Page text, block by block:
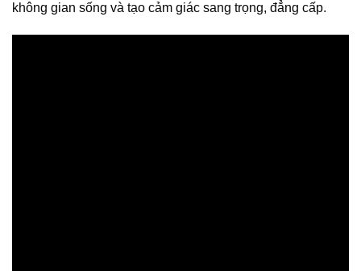
không gian sống và tạo cảm giác sang trọng, đẳng cấp.